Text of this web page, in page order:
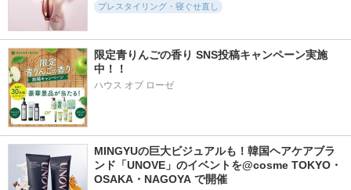
プレスタイリング・寝ぐせ直し
限定青りんごの香り SNS投稿キャンペーン実施
中！！
ハウス オブ ローゼ
MINGYUの巨大ビジュアルも！韓国ヘアケアブラ
ンド「UNOVE」のイベントを@cosme TOKYO・
OSAKA・NAGOYA で開催